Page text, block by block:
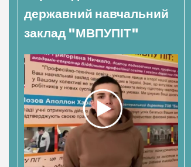
державний навчальний
заклад "МВПУПІТ"